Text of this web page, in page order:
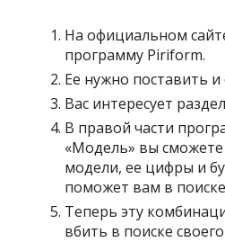
На официальном
программу Piriform.
Ее нужно поставить
Вас интересует
В правой части
«Модель» вы сможете
модели, ее цифры и
поможет вам в
Теперь эту
вбить в поиске